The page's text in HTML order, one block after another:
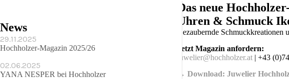
Das neue
Uhren & Schmuck
Bezaubernde
Jetzt Magazin anfordern:
juwelier@hochholzer.at | +43
→ Download: Juwelier
News
29.11.2025
Hochholzer-Magazin 2025/26
02.06.2025
YANA NESPER bei Hochholzer